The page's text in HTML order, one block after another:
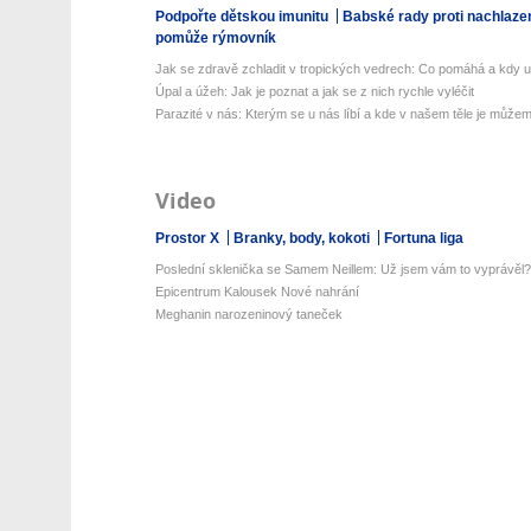
Podpořte dětskou imunitu
Babské rady proti
pomůže rýmovník
Jak se zdravě zchladit v tropických vedrech: Co pomáhá a kdy
Úpal a úžeh: Jak je poznat a jak se z nich rychle vyléčit
Parazité v nás: Kterým se u nás líbí a kde v našem těle je
Video
Prostor X Branky, body, kokoti Fortuna liga
Poslední sklenička se Samem Neillem: Už jsem vám to vyprávěl?
Epicentrum Kalousek Nové nahrání
Meghanin narozeninový taneček